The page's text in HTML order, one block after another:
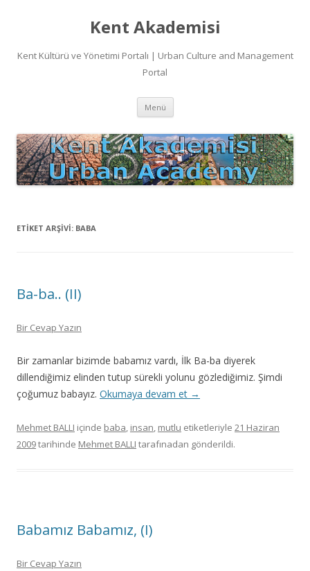
Kent Akademisi
Kent Kültürü ve Yönetimi Portalı | Urban Culture and Management
Portal
Menü İçeriğe
ETIKET ARŞIVI: BABA
Ba-ba.. (II)
Bir Cevap Yazın
Bir zamanlar bizimde babamız vardı, İlk Ba-ba diyerek
dillendiğimiz elinden tutup sürekli yolunu gözlediğimiz. Şimdi
çoğumuz babayız. Okumaya devam et →
Mehmet BALLI içinde baba, insan, mutlu etiketleriyle 21 Haziran
2009tarihinde Mehmet BALLI tarafınadan gönderildi.
Babamız Babamız, (I)
Bir Cevap Yazın